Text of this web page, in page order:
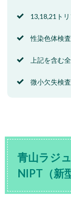
13,18,21トリ
性染色体検査
上記を含む
微小欠失検査
青山ラジ
NIPT（新